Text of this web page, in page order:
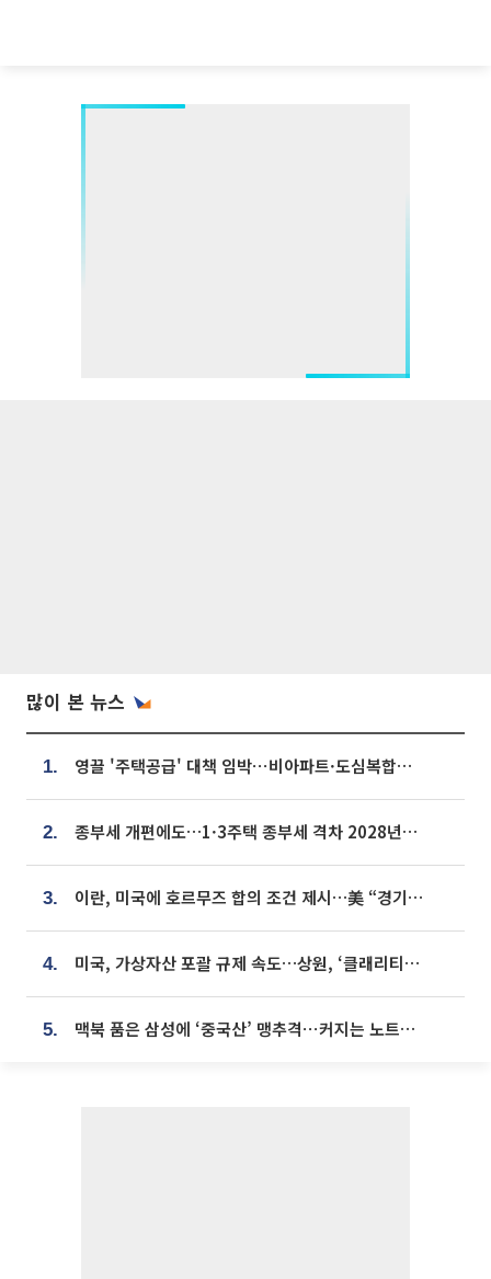
많이 본 뉴스
1. 영끌 '주택공급' 대책 임박⋯비아파트·도심복합까지 총동원
2. 종부세 개편에도…1·3주택 종부세 격차 2028년부터 확대
3. 이란, 미국에 호르무즈 합의 조건 제시…美 “경기 아직 안 끝나” [종합]
4. 미국, 가상자산 포괄 규제 속도…상원, ‘클래리티법’ 9월 절차투표 추진
5. 맥북 품은 삼성에 ‘중국산’ 맹추격⋯커지는 노트북 OLED 시장